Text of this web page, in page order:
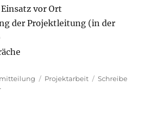
vor Ort
der Projektleitung (in der
Schlagwörter
Projektarbeit
Schreibe
zu